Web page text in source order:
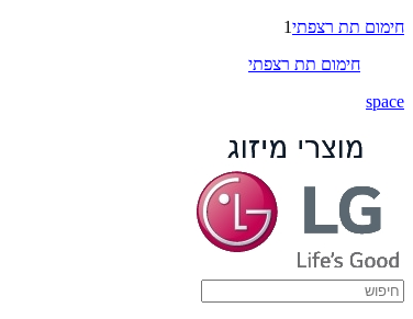
חימום תת רצפתי1
חימום תת רצפתי
space